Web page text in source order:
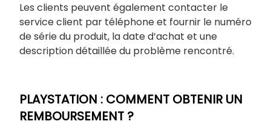
Les clients peuvent également contacter le
service client par téléphone et fournir le numéro
de série du produit, la date d’achat et une
description détaillée du problème rencontré.
PLAYSTATION : COMMENT OBTENIR UN
REMBOURSEMENT ?